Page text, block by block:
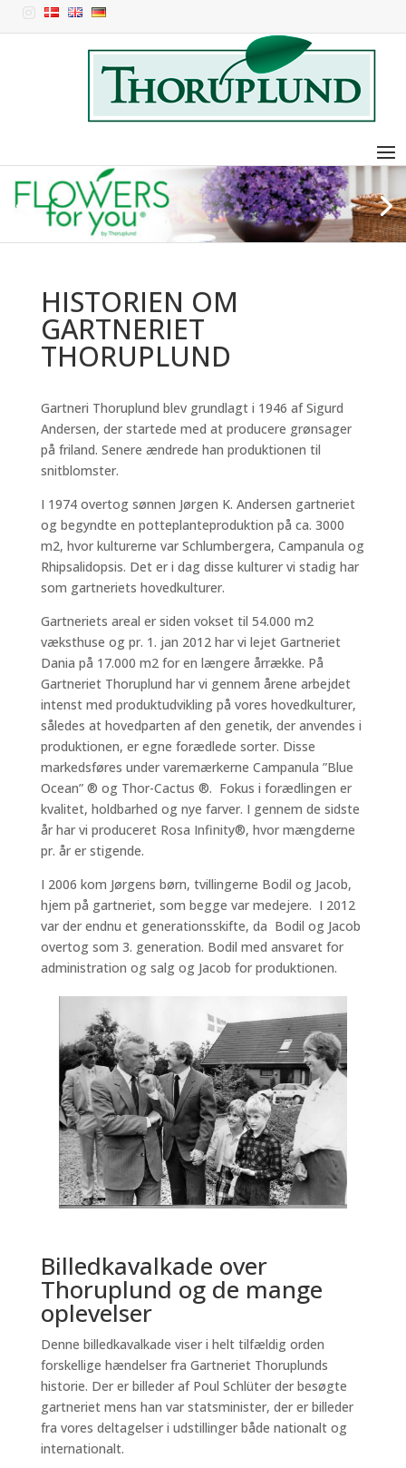
HISTORIEN OM
GARTNERIET
THORUPLUND
Gartneri Thoruplund blev grundlagt i 1946 af Sigurd
Andersen, der startede med at producere grønsager
på friland. Senere ændrede han produktionen til
snitblomster.
I 1974 overtog sønnen Jørgen K. Andersen gartneriet
og begyndte en potteplanteproduktion på ca. 3000
m2, hvor kulturerne var Schlumbergera, Campanula og
Rhipsalidopsis. Det er i dag disse kulturer vi stadig har
som gartneriets hovedkulturer.
Gartneriets areal er siden vokset til 54.000 m2
væksthuse og pr. 1. jan 2012 har vi lejet Gartneriet
Dania på 17.000 m2 for en længere årrække. På
Gartneriet Thoruplund har vi gennem årene arbejdet
intenst med produktudvikling på vores hovedkulturer,
således at hovedparten af den genetik, der anvendes i
produktionen, er egne forædlede sorter. Disse
markedsføres under varemærkerne Campanula ”Blue
Ocean” ® og Thor-Cactus ®. Fokus i forædlingen er
kvalitet, holdbarhed og nye farver. I gennem de sidste
år har vi produceret Rosa Infinity®, hvor mængderne
pr. år er stigende.
I 2006 kom Jørgens børn, tvillingerne Bodil og Jacob,
hjem på gartneriet, som begge var medejere. I 2012
var der endnu et generationsskifte, da Bodil og Jacob
overtog som 3. generation. Bodil med ansvaret for
administration og salg og Jacob for produktionen.
Billedkavalkade over
Thoruplund og de mange
oplevelser
Denne billedkavalkade viser i helt tilfældig orden
forskellige hændelser fra Gartneriet Thoruplunds
historie. Der er billeder af Poul Schlüter der besøgte
gartneriet mens han var statsminister, der er billeder
fra vores deltagelser i udstillinger både nationalt og
internationalt.